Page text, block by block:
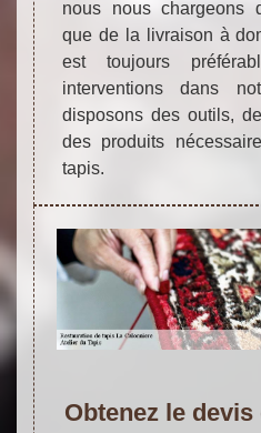
nous nous chargeons
que de la livraison à
est toujours
interventions dans
disposons des outils,
des produits
tapis.
Obtenez le